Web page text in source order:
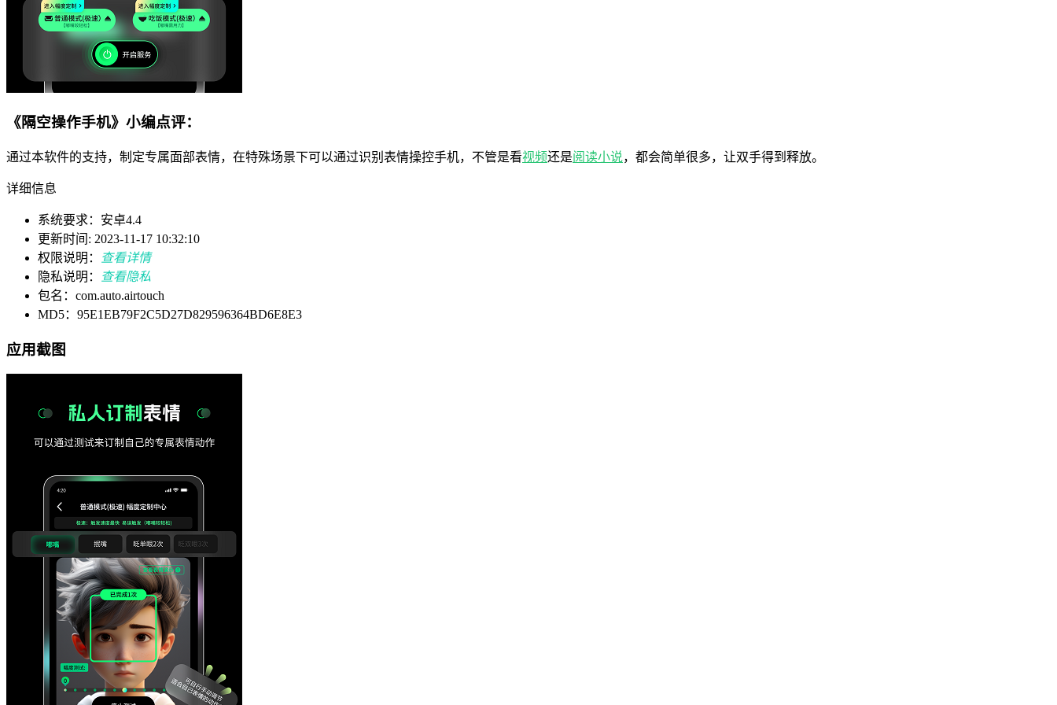
《隔空操作手机》小编点评：
通过本软件的支持，制定专属面部表情，在特殊场景下可以通过识别表情操控手机，不管是看视频还是阅读小说，都会简单很多，让双手得到释放。
详细信息
系统要求：安卓4.4
更新时间: 2023-11-17 10:32:10
权限说明：
查看详情
隐私说明：
查看隐私
包名：com.auto.airtouch
MD5：95E1EB79F2C5D27D829596364BD6E8E3
应用截图